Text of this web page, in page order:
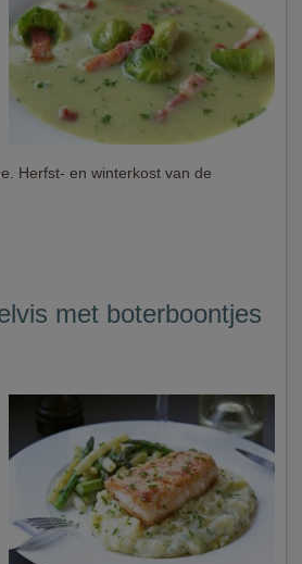
Herfst- en winterkost van de
met boterboontjes